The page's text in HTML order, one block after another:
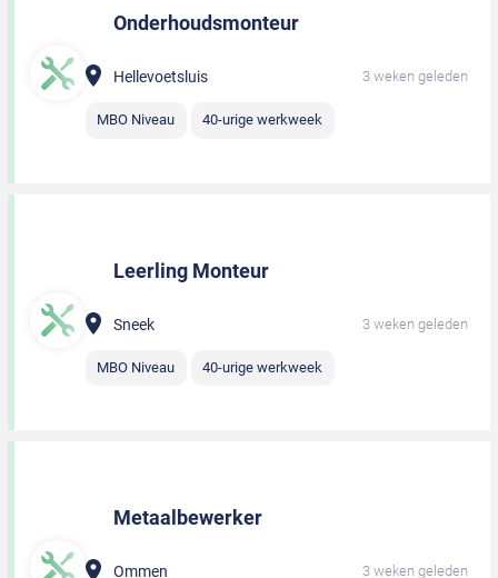
Onderhoudsmonteur
Hellevoetsluis 3 weken geleden
MBO Niveau 40-urige werkweek
Leerling Monteur
Sneek 3 weken geleden
MBO Niveau 40-urige werkweek
Metaalbewerker
Ommen 3 weken geleden